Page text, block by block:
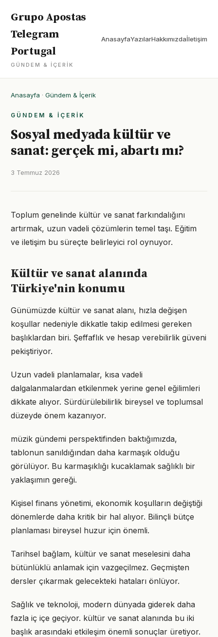
Grupo Apostas
Telegram
Portugal
GÜNDEM & İÇERIK
AnasayfaYazılarHakkımızdaİletişim
Anasayfa · Gündem & İçerik
GÜNDEM & İÇERIK
Sosyal medyada kültür ve
sanat: gerçek mi, abartı mı?
3 Temmuz 2026
Toplum genelinde kültür ve sanat farkındalığını
artırmak, uzun vadeli çözümlerin temel taşı. Eğitim
ve iletişim bu süreçte belirleyici rol oynuyor.
Kültür ve sanat alanında
Türkiye'nin konumu
Günümüzde kültür ve sanat alanı, hızla değişen
koşullar nedeniyle dikkatle takip edilmesi gereken
başlıklardan biri. Şeffaflık ve hesap verebilirlik güveni
pekiştiriyor.
Uzun vadeli planlamalar, kısa vadeli
dalgalanmalardan etkilenmek yerine genel eğilimleri
dikkate alıyor. Sürdürülebilirlik bireysel ve toplumsal
düzeyde önem kazanıyor.
müzik gündemi perspektifinden baktığımızda,
tablonun sanıldığından daha karmaşık olduğu
görülüyor. Bu karmaşıklığı kucaklamak sağlıklı bir
yaklaşımın gereği.
Kişisel finans yönetimi, ekonomik koşulların değiştiği
dönemlerde daha kritik bir hal alıyor. Bilinçli bütçe
planlaması bireysel huzur için önemli.
Tarihsel bağlam, kültür ve sanat meselesini daha
bütünlüklü anlamak için vazgeçilmez. Geçmişten
dersler çıkarmak gelecekteki hataları önlüyor.
Sağlık ve teknoloji, modern dünyada giderek daha
fazla iç içe geçiyor. kültür ve sanat alanında bu iki
başlık arasındaki etkileşim önemli sonuçlar üretiyor.